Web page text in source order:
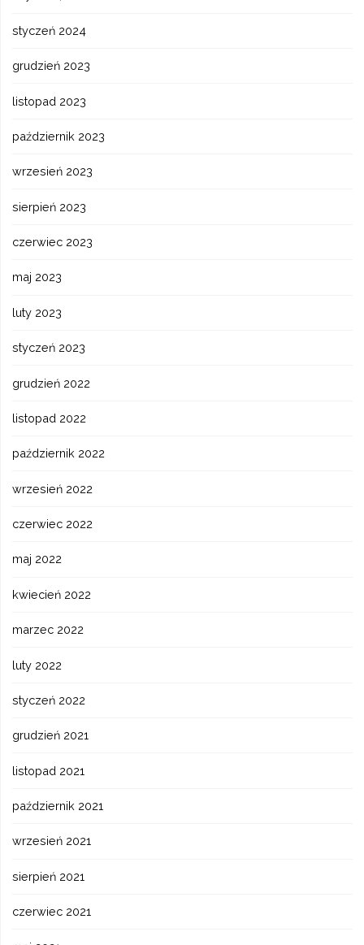
styczeń 2024
grudzień 2023
listopad 2023
październik 2023
wrzesień 2023
sierpień 2023
czerwiec 2023
maj 2023
luty 2023
styczeń 2023
grudzień 2022
listopad 2022
październik 2022
wrzesień 2022
czerwiec 2022
maj 2022
kwiecień 2022
marzec 2022
luty 2022
styczeń 2022
grudzień 2021
listopad 2021
październik 2021
wrzesień 2021
sierpień 2021
czerwiec 2021